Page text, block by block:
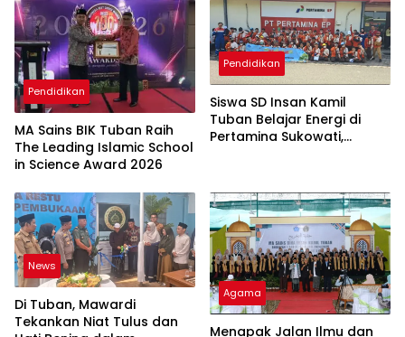
Pendidikan
MA Sains BIK Tuban Raih
The Leading Islamic School
in Science Award 2026
Pendidikan
Siswa SD Insan Kamil
Tuban Belajar Energi di
Pertamina Sukowati,
News
Di Tuban, Mawardi
Tekankan Niat Tulus dan
Agama
Menapak Jalan Ilmu dan